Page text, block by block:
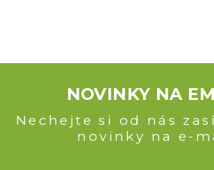
NOVINKY NA
Nechejte si od nás
novinky na e-